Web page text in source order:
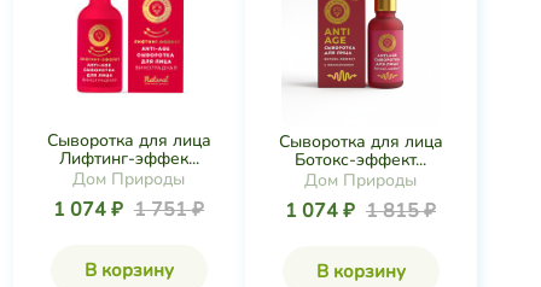
Сыворотка для лица
Лифтинг-эффек...
Дом Природы
1 074 ₽ 1 751 ₽
В корзину
Сыворотка для лица
Ботокс-эффект...
Дом Природы
1 074 ₽ 1 815 ₽
В корзину